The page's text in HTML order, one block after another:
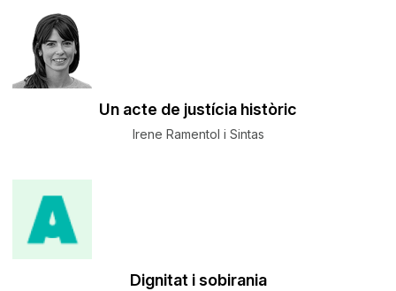
Un acte de justícia històric
Irene Ramentol i Sintas
Dignitat i sobirania